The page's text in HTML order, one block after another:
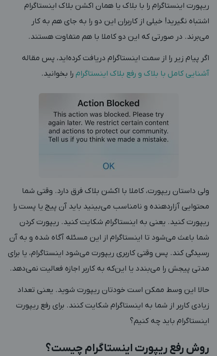
ریپورت اینستاگرام را با بلاک یا همان اکشن بلاک اینستاگرام
اشتباه نگیرید! خیلی از کاربران این دو را به جای هم به کار
می‌برند. در صورتی که این دو کاملا با هم متفاوت هستند.
اگر پیام زیر را از سمت اینستاگرام دریافت کرده‌اید، پس مقاله
آشنایی کامل با بلاک و رفع بلاک اینستاگرام را بخوانید.
ولی داستان ریپورت، کاملا با اکشن بلاک فرق دارد. وقتی شما
محتوایی آزاردهنده و نامناسب می‌بینید باید آن پیج یا پست را
ریپورت کنید. یعنی به اینستاگرام شکایت کنید. ریپورت کردن
شما باعث می‌شود تا اینستاگرام از این مسئله آگاه شده و به آن
رسیدگی کند. پس وقتی کاربری ریپورت می‌شود اینستاگرام، یا برای
مدتی پیجش را می‌بندد یا این‌که به کاربر اجازه فعالیت نمی‌دهد.
حالا این وسط ممکن است خودتان ریپورت شوید. یعنی تعداد
زیادی کاربر از شما به اینستاگرام شکایت کنند. برای رفع ریپورت
اینستاگرام باید چه کنیم؟
روش رفع ریپورت اینستاگرام چیست؟